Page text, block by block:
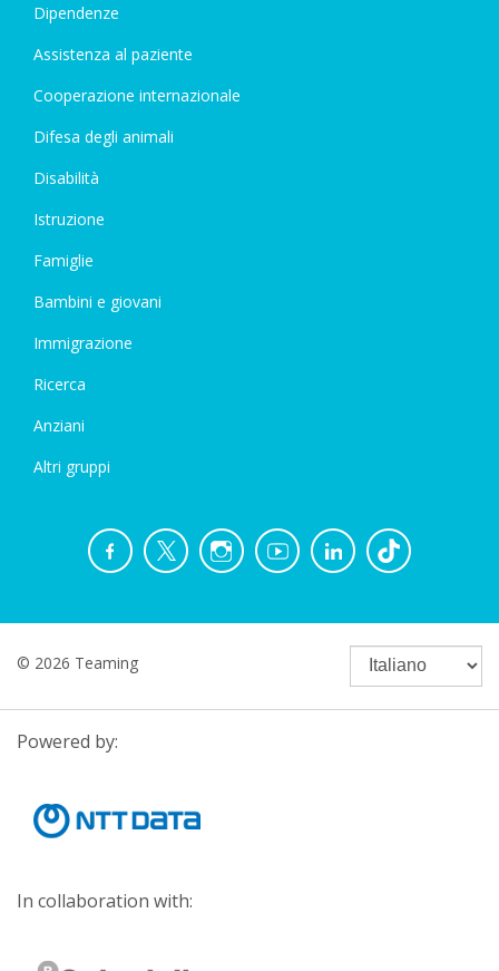
Dipendenze
Assistenza al paziente
Cooperazione internazionale
Difesa degli animali
Disabilità
Istruzione
Famiglie
Bambini e giovani
Immigrazione
Ricerca
Anziani
Altri gruppi
© 2026 Teaming
Powered by:
In collaboration with: